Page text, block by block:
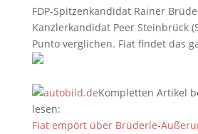
FDP-Spitzenkandidat Rainer
Kanzlerkandidat Peer Steinbrück
Punto verglichen. Fiat findet das
Kompletten Artikel
lesen:
Fiat empört über Brüderle-